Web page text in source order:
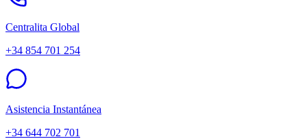
Centralita Global
+34 854 701 254
Asistencia Instantánea
+34 644 702 701